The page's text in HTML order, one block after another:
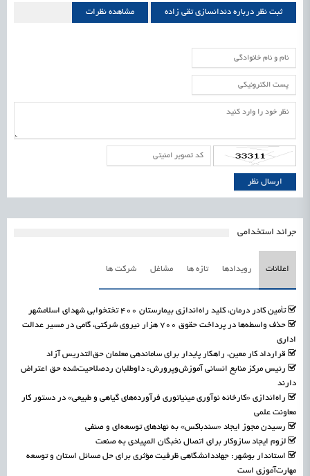
ثبت نظر درباره دندانسازی تقی زاده مشاهده نظرات
جرائد استخدامی
اعلانات رویدادها تازه ها مشاغل شرکت ها
تأمین کادر درمان، کلید راه‌اندازی بیمارستان ۴۰۰ تختخوابی شهدای اسلامشهر
حذف واسطه‌ها در پرداخت حقوق ۷۰۰ هزار نیروی شرکتی، گامی در مسیر عدالت
اداری
قرارداد کار معین، راهکار پایدار برای ساماندهی معلمان حق‌التدریس آزاد
رئیس مرکز منابع انسانی آموزش‌وپرورش: داوطلبان ردصلاحیت‌شده حق اعتراض
دارند
راه‌اندازی «کارخانه نوآوری مینیاتوری فرآورده‌های گیاهی و طبیعی» در دستور کار
معاونت علمی
رسیدن مجوز ایجاد «سندباکس» به نهادهای توسعه‌ای و صنفی
لزوم ایجاد سازوکار برای اتصال نخبگان المپیادی به صنعت
استاندار بوشهر: جهاددانشگاهی ظرفیت مؤثری برای حل مسائل استان و توسعه
مهارت‌آموزی است